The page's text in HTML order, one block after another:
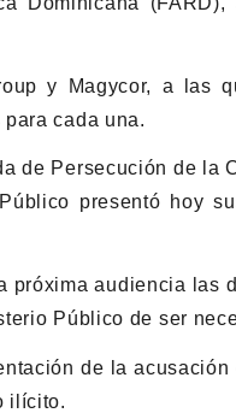
y Magycor, a las
cada una.
de Persecución de la
presentó hoy
audiencia las
Público de ser
de la
ilícito.